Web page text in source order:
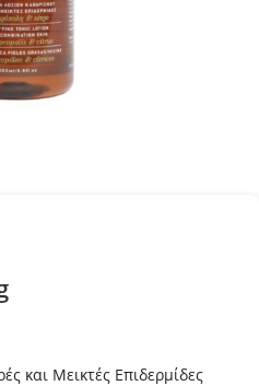
και Μεικτές Επιδερμίδες